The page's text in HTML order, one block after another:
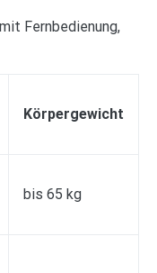
Fernbedienung,
Körpergewicht
bis 65 kg